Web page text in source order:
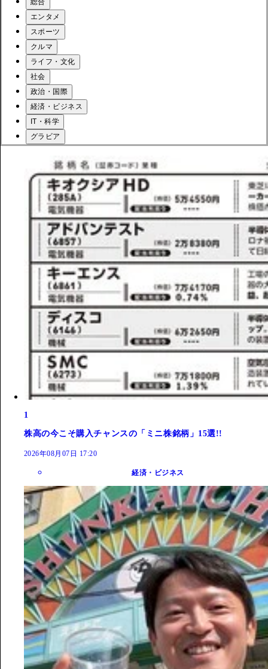
総合
エンタメ
スポーツ
クルマ
ライフ・文化
社会
政治・国際
経済・ビジネス
IT・科学
グラビア
1
株高の今こそ購入チャンスの「ミニ株銘柄」15選!!
2026年08月07日 17:20
経済・ビジネス